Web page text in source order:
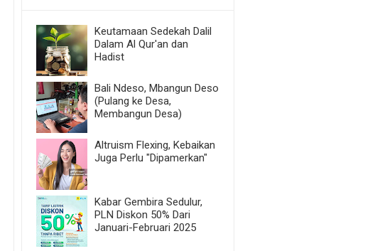
Keutamaan Sedekah Dalil
Dalam Al Qur'an dan
Hadist
Bali Ndeso, Mbangun Deso
(Pulang ke Desa,
Membangun Desa)
Altruism Flexing, Kebaikan
Juga Perlu "Dipamerkan"
Kabar Gembira Sedulur,
PLN Diskon 50% Dari
Januari-Februari 2025